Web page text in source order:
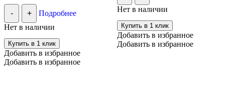
- +
Подробнее
Нет в наличии
Купить в 1 клик
Добавить в избранное
Добавить в избранное
Нет в наличии
Купить в 1 клик
Добавить в избранное
Добавить в избранное